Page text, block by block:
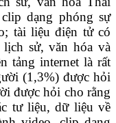
dạng phóng sự
tài liệu điện tử có
sử, văn hóa và
tảng internet là rất
(1,3%) được hỏi
được hỏi cho rằng
tư liệu, dữ liệu về